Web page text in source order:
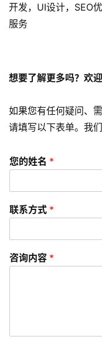
享
题
联
络
开发，UI设计，SEO
服务
想要了解更多吗？欢
如果您有任何疑问、
请填写以下表单。我
您的姓名 *
联系方式 *
咨询内容 *